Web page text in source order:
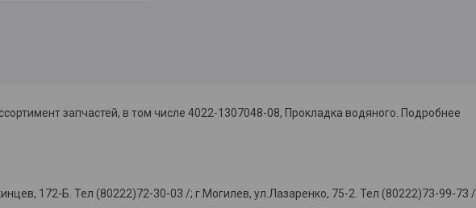
запчастей, в том числе 4022-1307048-08, Прокладка водяного. Подробнее
172-Б. Тел (80222)72-30-03 /; г.Могилев, ул.Лазаренко, 75-2. Тел (80222)73-99-73 /